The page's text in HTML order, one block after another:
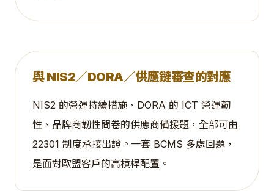
與 NIS2／DORA／供應鏈審查的對應
NIS2 的營運持續措施、DORA 的 ICT 營運韌
性、品牌商韌性問卷的供應商備援題，全部可由
22301 制度承接出證。一套 BCMS 多處回題，
是面對歐盟客戶的高槓桿配置。